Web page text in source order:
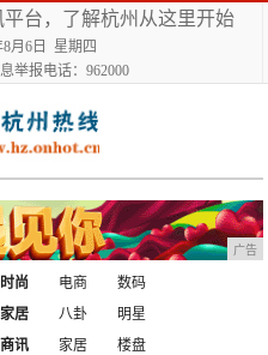
台，了解杭州从这里开始
8月6日 星期四
举报电话：962000
广告
时尚 电商
数码
家居
八卦
明星
商讯 家居
楼盘